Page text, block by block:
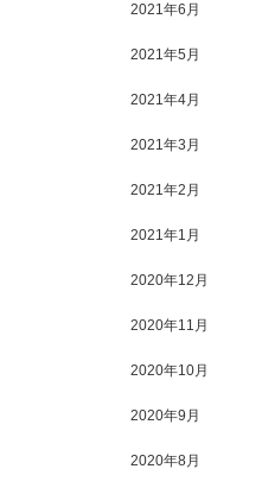
2021年6月
2021年5月
2021年4月
2021年3月
2021年2月
2021年1月
2020年12月
2020年11月
2020年10月
2020年9月
2020年8月